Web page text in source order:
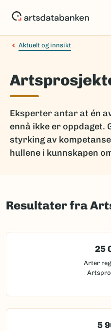
Aktuelt og innsikt
Eksperter antar at én
ennå ikke er oppdaget.
styrking av
hullene i kunnskapen
Resultater fra
25
Arter
5